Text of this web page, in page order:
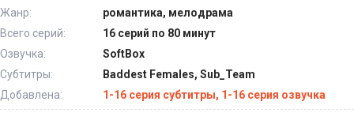
Жанр:
романтика, мелодрама
Всего серий:
16 серий по 80 минут
Озвучка:
SoftBox
Субтитры:
Baddest Females, Sub_Team
Добавлена:
1-16 серия субтитры, 1-16 серия озвучка